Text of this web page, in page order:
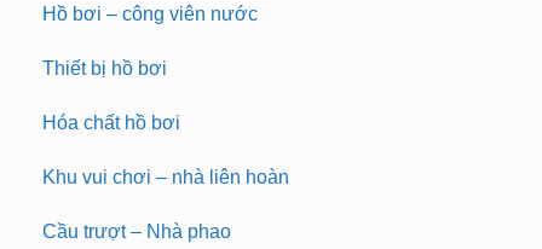
Hồ bơi – công viên nước
Thiết bị hồ bơi
Hóa chất hồ bơi
Khu vui chơi – nhà liên hoàn
Cầu trượt – Nhà phao